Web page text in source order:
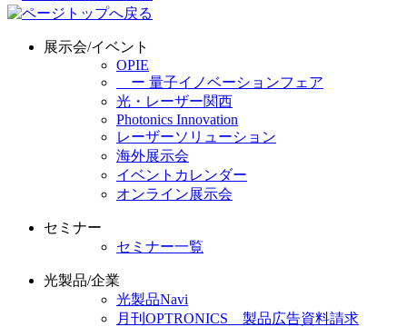
展示会/イベント
OPIE
ー 量子イノベーションフェア
光・レーザー関西
Photonics Innovation
レーザーソリューション
海外展示会
イベントカレンダー
オンライン展示会
セミナー
セミナー一覧
光製品/企業
光製品Navi
月刊OPTRONICS 製品広告資料請求